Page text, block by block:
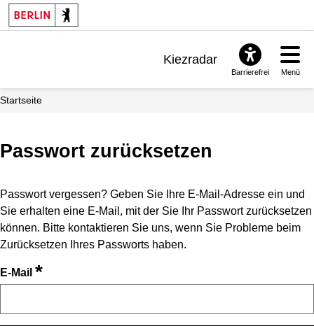
Kiezradar
Barrierefrei Menü
Startseite
Passwort zurücksetzen
Passwort vergessen? Geben Sie Ihre E-Mail-Adresse ein und
Sie erhalten eine E-Mail, mit der Sie Ihr Passwort zurücksetzen
können. Bitte kontaktieren Sie uns, wenn Sie Probleme beim
Zurücksetzen Ihres Passworts haben.
E-Mail *